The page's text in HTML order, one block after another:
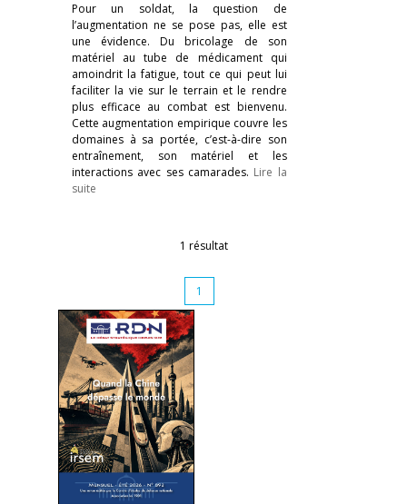
Pour un soldat, la question de
l’augmentation ne se pose pas, elle est
une évidence. Du bricolage de son
matériel au tube de médicament qui
amoindrit la fatigue, tout ce qui peut lui
faciliter la vie sur le terrain et le rendre
plus efficace au combat est bienvenu.
Cette augmentation empirique couvre les
domaines à sa portée, c’est-à-dire son
entraînement, son matériel et les
interactions avec ses camarades. Lire la
suite
1 résultat
1